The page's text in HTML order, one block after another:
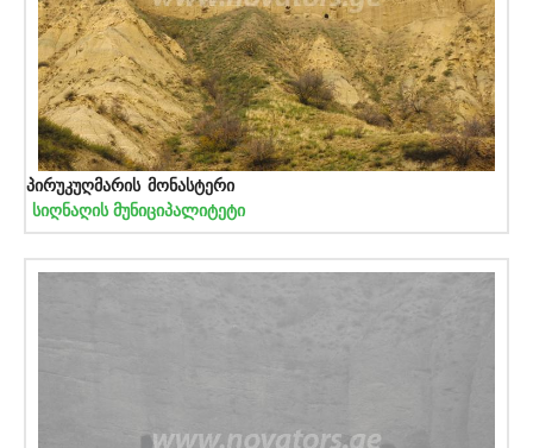
პირუკუღმარის მონასტერი
სიღნაღის მუნიციპალიტეტი